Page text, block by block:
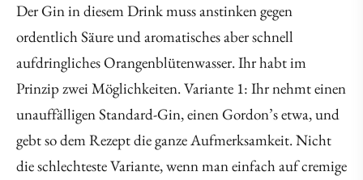
Der Gin in diesem Drink muss anstinken gegen
ordentlich Säure und aromatisches aber schnell
aufdringliches Orangenblütenwasser. Ihr habt im
Prinzip zwei Möglichkeiten. Variante 1: Ihr nehmt einen
unauffälligen Standard-Gin, einen Gordon’s etwa, und
gebt so dem Rezept die ganze Aufmerksamkeit. Nicht
die schlechteste Variante, wenn man einfach auf cremige